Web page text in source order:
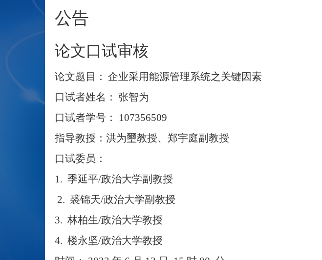
公告
论文口试审核
论文题目： 企业采用能源管理系统之关键因素
口试者姓名： 张智为
口试者学号：
107356509
指导教授：洪为壐教授、郑宇庭副教授
口试委员：
1. 季延平/政治大学副教授
2. 裘锦天/政治大学副教授
3. 林柏生/政治大学教授
4. 楼永坚/政治大学教授